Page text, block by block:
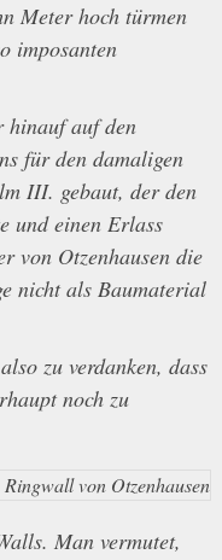
Meter hoch türmen
imposanten
hinauf auf den
für den damaligen
III. gebaut, der den
und einen Erlass
von Otzenhausen die
nicht als Baumaterial
zu verdanken, dass
noch zu
Man vermutet,